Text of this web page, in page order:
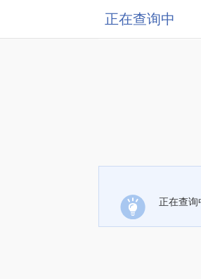
正在查询中
正在查询